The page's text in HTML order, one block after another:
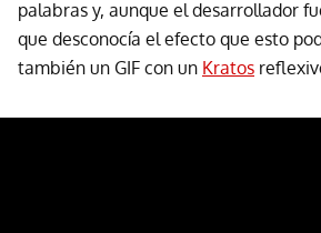
palabras y, aunque el desarrollador
que desconocía el efecto que esto
también un GIF con un Kratos